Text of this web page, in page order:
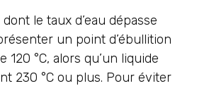
le taux d’eau dépasse
un point d’ébullition
120 °C, alors qu’un liquide
230 °C ou plus. Pour éviter